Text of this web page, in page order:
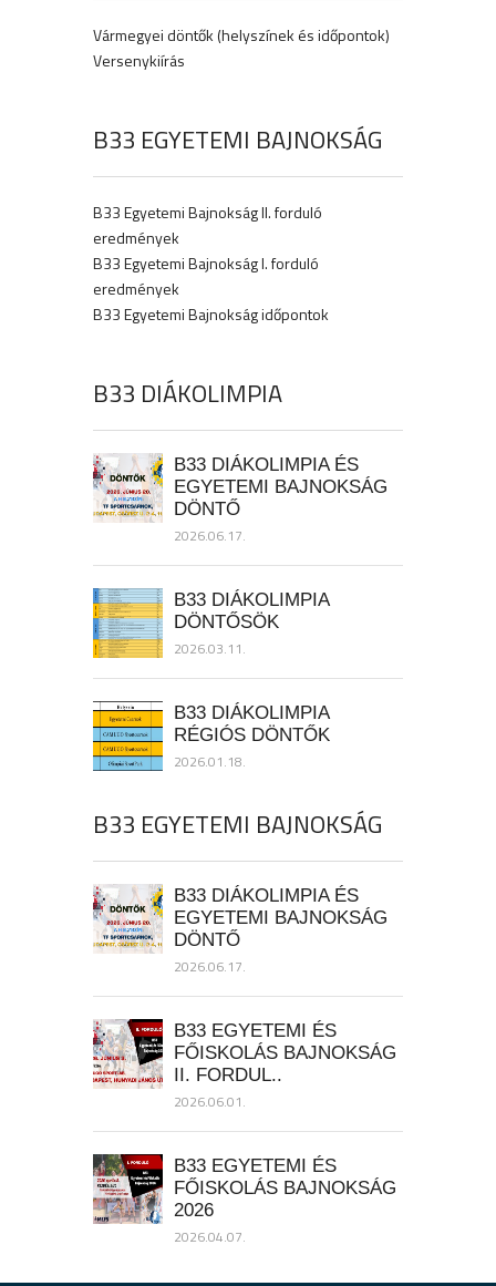
Vármegyei döntők (helyszínek és időpontok)
Versenykiírás
B33 EGYETEMI BAJNOKSÁG
B33 Egyetemi Bajnokság II. forduló
eredmények
B33 Egyetemi Bajnokság I. forduló
eredmények
B33 Egyetemi Bajnokság időpontok
B33 DIÁKOLIMPIA
B33 DIÁKOLIMPIA ÉS
EGYETEMI BAJNOKSÁG
DÖNTŐ
2026.06.17.
B33 DIÁKOLIMPIA
DÖNTŐSÖK
2026.03.11.
B33 DIÁKOLIMPIA
RÉGIÓS DÖNTŐK
2026.01.18.
B33 EGYETEMI BAJNOKSÁG
B33 DIÁKOLIMPIA ÉS
EGYETEMI BAJNOKSÁG
DÖNTŐ
2026.06.17.
B33 EGYETEMI ÉS
FŐISKOLÁS BAJNOKSÁG
II. FORDUL..
2026.06.01.
B33 EGYETEMI ÉS
FŐISKOLÁS BAJNOKSÁG
2026
2026.04.07.